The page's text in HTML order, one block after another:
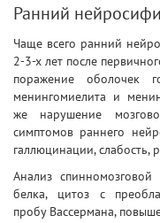
Ранний
Чаще всего ранний
2-3-х лет после
поражение оболочек
менингомиелита и
же нарушение
симптомов раннего
галлюцинации, слабость,
Анализ
белка, цитоз с
пробу Вассермана,